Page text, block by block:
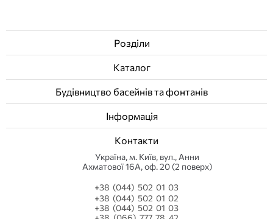
Розділи
Каталог
Будівництво басейнів та фонтанів
Інформація
Контакти
Українa, м. Київ, вул., Анни
Ахматової 16А, оф. 20 (2 поверх)
+38 (044) 502 01 03
+38 (044) 502 01 02
+38 (044) 502 01 03